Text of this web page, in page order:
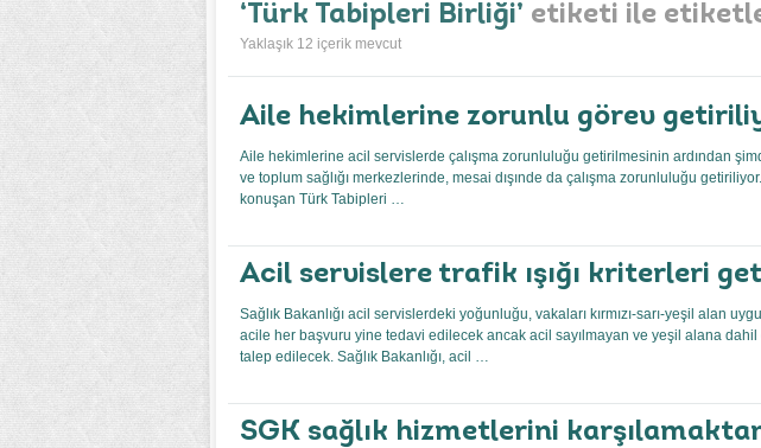
Türk Tabipleri Birliği etiketi ile
Yaklaşık 12 içerik mevcut
Aile hekimlerine zorunlu görev
Aile hekimlerine acil servislerde çalışma zorunluluğu getirilmesinin ardından
ve toplum sağlığı merkezlerinde, mesai dışınde da çalışma zorunluluğu
konuşan Türk Tabipleri …
Acil servislere trafik ışığı kriterleri
Sağlık Bakanlığı acil servislerdeki yoğunluğu, vakaları kırmızı-sarı-yeşil alan
acile her başvuru yine tedavi edilecek ancak acil sayılmayan ve yeşil alana
talep edilecek. Sağlık Bakanlığı, acil …
SGK sağlık hizmetlerini